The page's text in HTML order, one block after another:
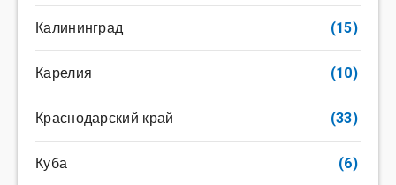
Калининград (15)
Карелия (10)
Краснодарский край (33)
Куба (6)